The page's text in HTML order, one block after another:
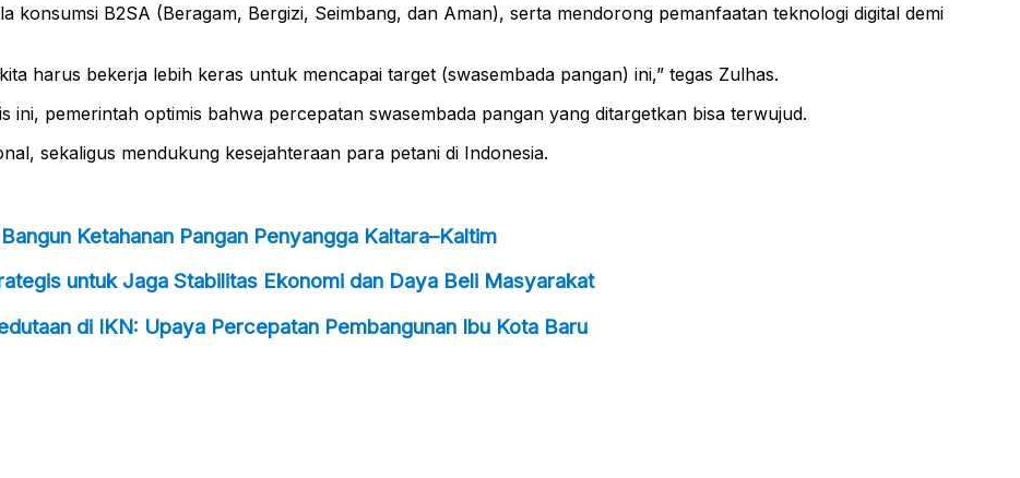
konsumsi B2SA (Beragam, Bergizi, Seimbang, dan Aman), serta mendorong pemanfaatan teknologi digital demi
harus bekerja lebih keras untuk mencapai target (swasembada pangan) ini,” tegas Zulhas.
ini, pemerintah optimis bahwa percepatan swasembada pangan yang ditargetkan bisa terwujud.
sekaligus mendukung kesejahteraan para petani di Indonesia.
Ketahanan Pangan Penyangga Kaltara–Kaltim
untuk Jaga Stabilitas Ekonomi dan Daya Beli Masyarakat
di IKN: Upaya Percepatan Pembangunan Ibu Kota Baru